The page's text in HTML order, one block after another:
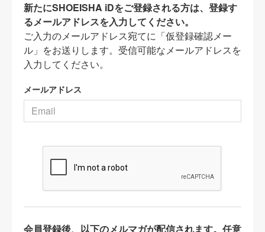
新たにSHOEISHA iDをご登録される方は、登録す
るメールアドレスを入力してください。
ご入力のメールアドレス宛てに「仮登録確認メー
ル」をお送りします。受信可能なメールアドレスを
入力してください。
メールアドレス
会員登録後、以下のメルマガが配信されます。任意